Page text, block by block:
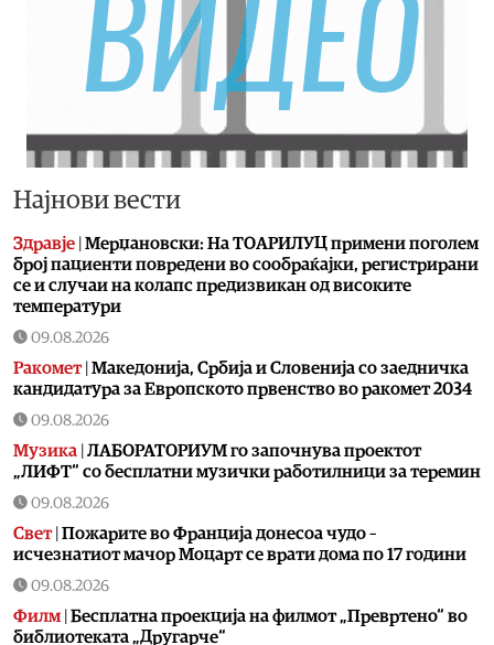
Најнови вести
Здравје | Мерџановски: На ТОАРИЛУЦ примени поголем
број пациенти повредени во сообраќајки, регистрирани
се и случаи на колапс предизвикан од високите
температури
09.08.2026
Ракомет| Македонија, Србија и Словенија со заедничка
кандидатура за Европското првенство во ракомет 2034
09.08.2026
Музика | ЛАБОРАТОРИУМ го започнува проектот
„ЛИФТ“ со бесплатни музички работилници за теремин
09.08.2026
Свет| Пожарите во Франција донесоа чудо –
исчезнатиот мачор Моцарт се врати дома по 17 години
09.08.2026
Филм | Бесплатна проекција на филмот „Превртено“ во
библиотеката „Другарче“